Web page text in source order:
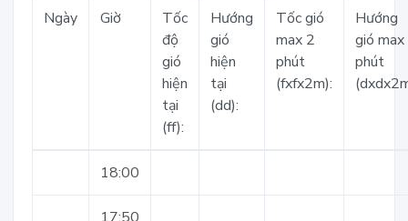
Ngày Giờ
Tốc
độ
gió
hiện
tại
(ff):
Hướng
gió
hiện
tại
(dd):
Tốc gió
max 2
phút
(fxfx2m):
Hướng
gió
phút
18:00